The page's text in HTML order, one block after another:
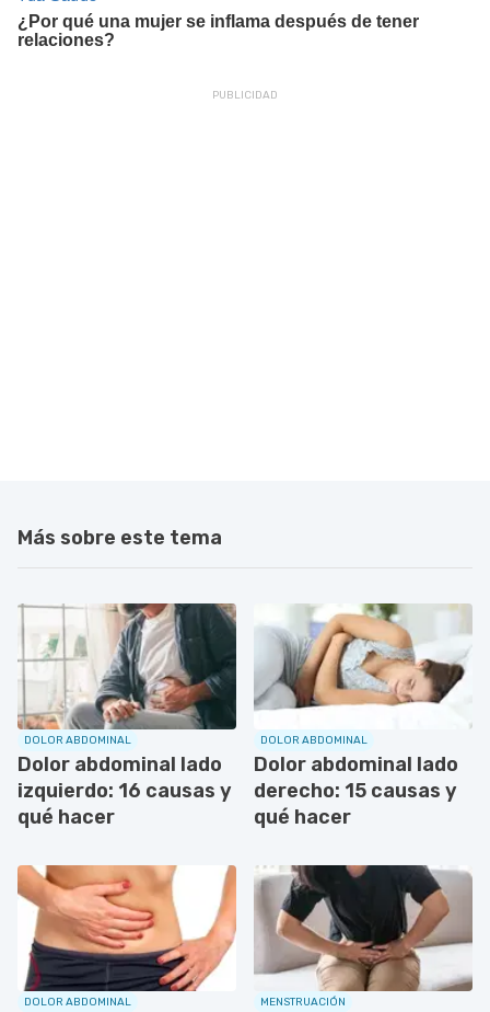
Más sobre este tema
DOLOR ABDOMINAL
Dolor abdominal lado
izquierdo: 16 causas y
qué hacer
DOLOR ABDOMINAL
Dolor abdominal lado
derecho: 15 causas y
qué hacer
DOLOR ABDOMINAL MENSTRUACIÓN